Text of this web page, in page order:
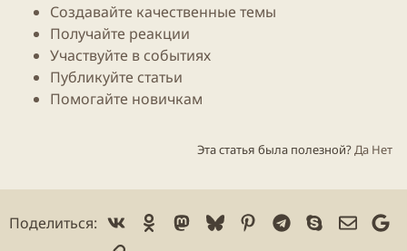
Создавайте качественные темы
Получайте реакции
Участвуйте в событиях
Публикуйте статьи
Помогайте новичкам
Эта статья была полезной? Да Нет
Поделиться: Vk Ok Mastodon
BlueskyPinterest
Telegram
Skype